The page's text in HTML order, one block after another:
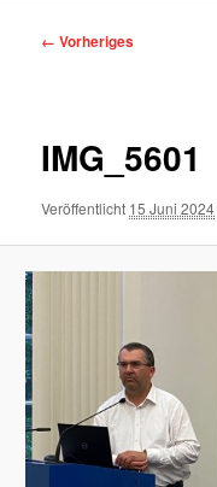
Bilder-
← Vorheriges
IMG_5601
Veröffentlicht 15 Juni 2024